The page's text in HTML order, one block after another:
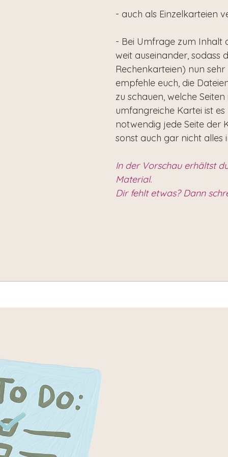
- auch als Einzelkarteien
- Bei Umfrage zum Inhalt
weit auseinander, sodass
Rechenkarteien) nun
empfehle euch, die
zu schauen, welche
umfangreiche Kartei ist
notwendig jede Seite der
sonst auch gar nicht alles
In der Vorschau erhältst
Material.
Dir fehlt etwas? Dann